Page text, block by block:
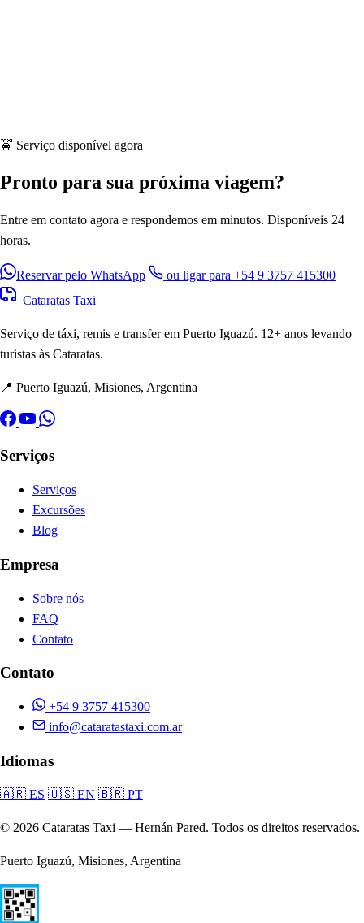
🚖 Serviço disponível agora
Pronto para sua próxima viagem?
Entre em contato agora e respondemos em minutos. Disponíveis 24
horas.
Reservar pelo WhatsApp
ou ligar para +54 9 3757 415300
Cataratas Taxi
Serviço de táxi, remis e transfer em Puerto Iguazú. 12+ anos levando
turistas às Cataratas.
📍 Puerto Iguazú, Misiones, Argentina
Serviços
Serviços
Excursões
Blog
Empresa
Sobre nós
FAQ
Contato
Contato
+54 9 3757 415300
info@cataratastaxi.com.ar
Idiomas
🇦🇷 ES 🇺🇸 EN 🇧🇷 PT
© 2026 Cataratas Taxi — Hernán Pared. Todos os direitos reservados.
Puerto Iguazú, Misiones, Argentina